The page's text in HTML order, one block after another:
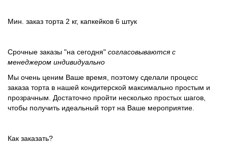
Мин. заказ торта 2 кг, капкейков 6 штук
Срочные заказы "на сегодня" согласовываются с
менеджером индивидуально
Мы очень ценим Ваше время, поэтому сделали процесс
заказа торта в нашей кондитерской максимально простым и
прозрачным. Достаточно пройти несколько простых шагов,
чтобы получить идеальный торт на Ваше мероприятие.
Как заказать?